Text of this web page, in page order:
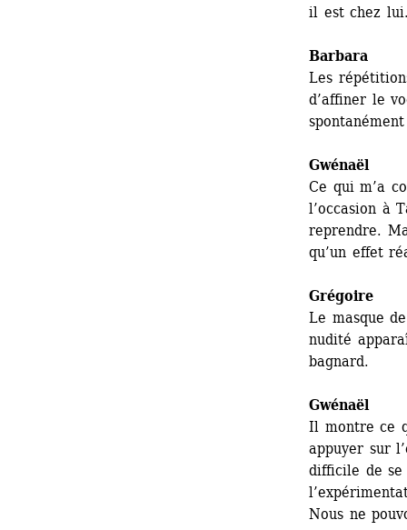
il est chez
Barbara
Les
d’affiner le
Gwénaël
Ce qui m’a
l’occasion à
reprendre.
qu’un effet
Grégoire
Le masque
nudité
bagnard.
Gwénaël
Il montre ce
appuyer sur
difficile de se
Nous ne